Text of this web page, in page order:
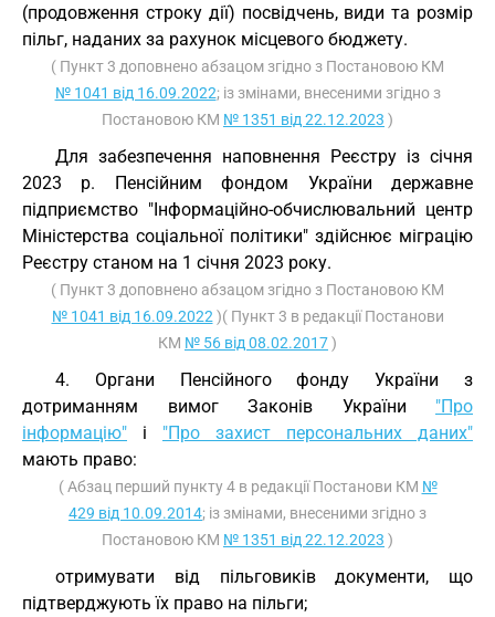
(продовження строку дії) посвідчень, види та розмір
пільг, наданих за рахунок місцевого бюджету.
( Пункт 3 доповнено абзацом згідно з Постановою КМ
№ 1041 від 16.09.2022; із змінами, внесеними згідно з
Постановою КМ № 1351 від 22.12.2023 )
Для забезпечення наповнення Реєстру із січня
2023 р. Пенсійним фондом України державне
підприємство "Інформаційно-обчислювальний центр
Міністерства соціальної політики" здійснює міграцію
Реєстру станом на 1 січня 2023 року.
( Пункт 3 доповнено абзацом згідно з Постановою КМ
№ 1041 від 16.09.2022 )( Пункт 3 в редакції Постанови
КМ № 56 від 08.02.2017)
4. Органи Пенсійного фонду України з
дотриманням вимог Законів України "Про
інформацію" і "Про захист персональних даних"
мають право:
( Абзац перший пункту 4 в редакції Постанови КМ №
429 від 10.09.2014; із змінами, внесеними згідно з
Постановою КМ № 1351 від 22.12.2023 )
отримувати від пільговиків документи, що
підтверджують їх право на пільги;